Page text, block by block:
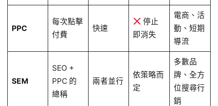
PPC
每次點擊
付費
快速
停止
即消失
電商、活
動、短期
導流
SEM
SEO +
PPC 的
總稱
兩者並行
依策略而
定
多數品
牌、全方
位搜尋行
銷